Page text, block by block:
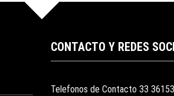
CONTACTO Y REDES
Telefonos de Contacto 33